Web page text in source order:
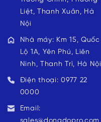
Liệt, Thanh Xuân, Hà
Nội
Nhà máy: Km 15, Quốc
Lộ 1A, Yên Phú, Liên
Ninh, Thanh Trì, Hà Nội
Điện thoại: 0977 22
0000
Email: